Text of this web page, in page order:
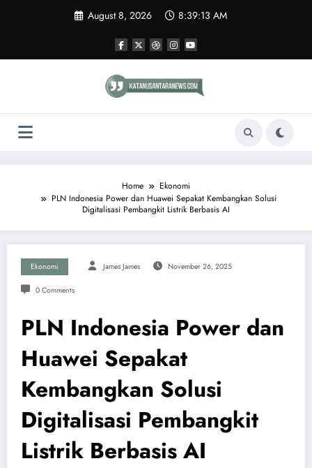
August 8, 2026 8:39:13 AM
Home
Ekonomi
PLN Indonesia Power dan Huawei Sepakat Kembangkan Solusi
Digitalisasi Pembangkit Listrik Berbasis AI
Ekonomi James James November 26, 2025
0 Comments
PLN Indonesia Power dan
Huawei Sepakat
Kembangkan Solusi
Digitalisasi Pembangkit
Listrik Berbasis AI